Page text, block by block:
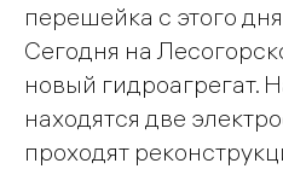
перешейка с этого
Сегодня на
новый гидроагрегат.
находятся две
проходят